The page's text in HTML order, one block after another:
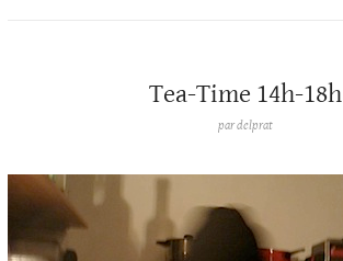
Tea-Time 14h-18h
pardelprat